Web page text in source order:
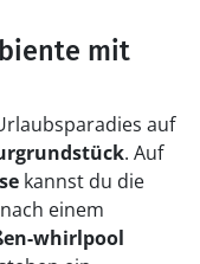
mit
auf
. Auf
kannst du die
einem
whirlpool